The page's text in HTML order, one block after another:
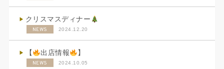
クリスマスディナー
NEWS 2024.12.20
【 出店情報 】
NEWS 2024.10.05